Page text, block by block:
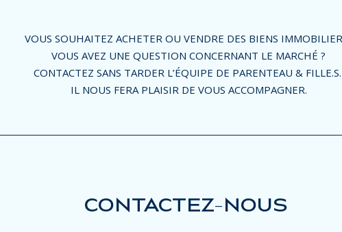
VOUS SOUHAITEZ ACHETER OU VENDRE DES BIENS
VOUS AVEZ UNE QUESTION CONCERNANT LE MARCHÉ ?
CONTACTEZ SANS TARDER L’ÉQUIPE DE PARENTEAU &
IL NOUS FERA PLAISIR DE VOUS ACCOMPAGNER.
CONTACTEZ-NOUS